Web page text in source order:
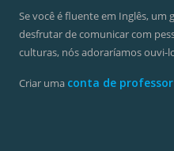
Se você é fluente em Inglês, um
desfrutar de comunicar com
culturas, nós adoraríamos ouvi-
Criar uma conta de professor